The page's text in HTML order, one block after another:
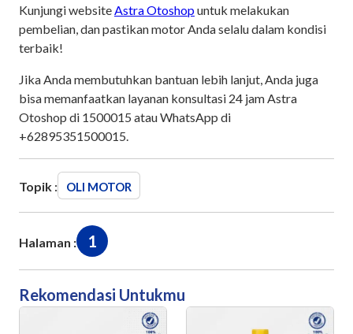
Kunjungi website Astra Otoshopuntuk melakukan
pembelian, dan pastikan motor Anda selalu dalam kondisi
terbaik!
Jika Anda membutuhkan bantuan lebih lanjut, Anda juga
bisa memanfaatkan layanan konsultasi 24 jam Astra
Otoshop di 1500015 atau WhatsApp di
+62895351500015.
Topik : OLI MOTOR
Halaman : 1
Rekomendasi Untukmu